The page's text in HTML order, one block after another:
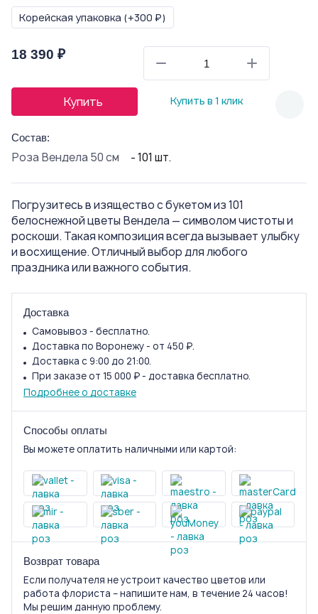
Корейская упаковка (+300 ₽)
18 390 ₽
Купить Купить в 1 клик
Состав:
Роза Вендела 50 см - 101 шт.
Погрузитесь в изящество с букетом из 101
белоснежной цветы Вендела — символом чистоты и
роскоши. Такая композиция всегда вызывает улыбку
и восхищение. Отличный выбор для любого
праздника или важного события.
Доставка
Самовывоз - бесплатно.
Доставка по Воронежу - от 450 ₽.
Доставка с 9:00 до 21:00.
При заказе от 15 000 ₽ - доставка бесплатно.
Подробнее о доставке
Способы оплаты
Вы можете оплатить наличными или картой:
Возврат товара
Если получателя не устроит качество цветов или
работа флориста – напишите нам, в течение 24 часов!
Мы решим данную проблему.